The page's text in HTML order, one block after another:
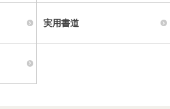
実用書道